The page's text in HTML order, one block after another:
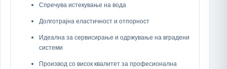
Спречува истекување на вода
Долготрајна еластичност и отпорност
Идеална за сервисирање и одржување на вградени
системи
Производ со висок квалитет за професионална